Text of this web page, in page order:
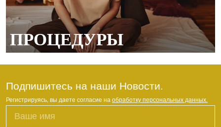
ПРОЦЕДУРЫ
Подпишитесь на наши Новости.
Регистрируясь, вы даете согласие на обработку персональных данных.